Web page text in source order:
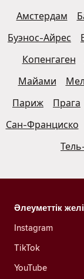
Амстердам
Буэнос-Айрес
Копенгаген
Майами
Париж
Прага
Сан-Франциско
Әлеуметтік
Instagram
TikTok
YouTube